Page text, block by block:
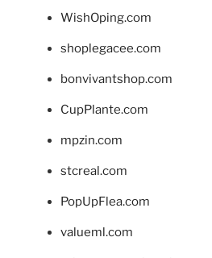
WishOping.com
shoplegacee.com
bonvivantshop.com
CupPlante.com
mpzin.com
stcreal.com
PopUpFlea.com
valueml.com